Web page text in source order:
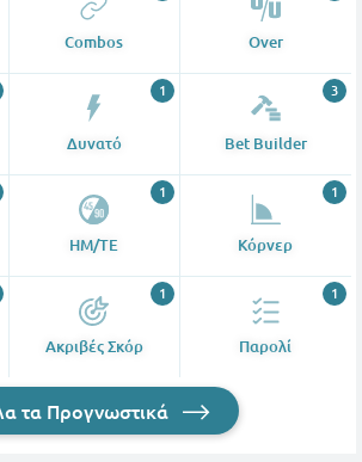
Combos Over
Δυνατό
1
Bet Builder
3
ΗΜ/ΤΕ
1
Κόρνερ
1
Ακριβές Σκόρ
1
Παρολί
1
τα Προγνωστικά